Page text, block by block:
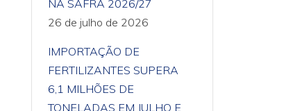
NA SAFRA 2026/27
26 de julho de 2026
IMPORTAÇÃO DE
FERTILIZANTES SUPERA
6,1 MILHÕES DE
TONELADAS EM JULHO E